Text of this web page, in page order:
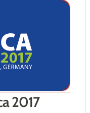
2017